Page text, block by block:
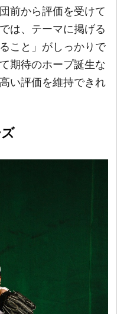
前から評価を受けて
は、テーマに掲げる
こと」がしっかりで
期待のホープ誕生な
い評価を維持できれ